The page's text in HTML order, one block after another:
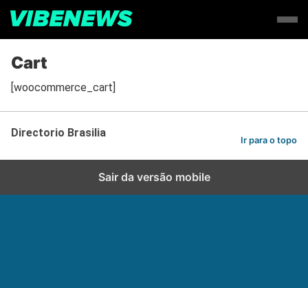
Cart
[woocommerce_cart]
Directorio Brasilia
Ir para o topo
Sair da versão mobile